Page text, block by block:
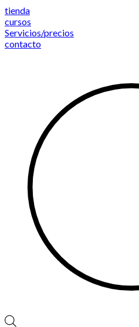
Saltar
al
contenido
tienda
cursos
Servicios/precios
contacto